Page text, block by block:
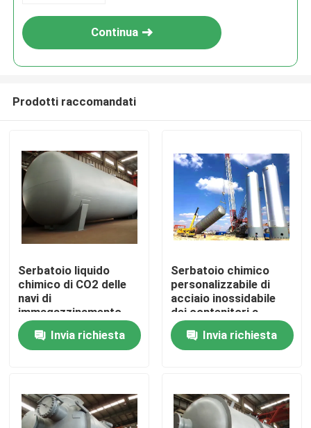
Casa.
Prodotti
Video
Su di noi
Continua
Prodotti raccomandati
Serbatoio liquido
chimico di CO2 delle
navi di
immagazzinamento
criogenico di ASME
30m3 Invia richiesta
Serbatoio chimico
personalizzabile di
acciaio inossidabile
dei contenitori a
pressione 8bar
Invia richiesta